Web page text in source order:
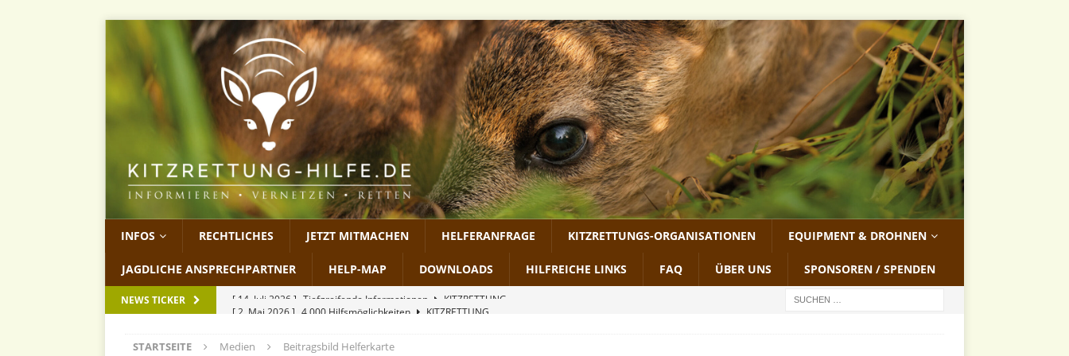
INFOS RECHTLICHES JETZT MITMACHEN HELFERANFRAGE KITZRETTUNGS-ORGANISATIONEN EQUIPMENT & DROHNEN
JAGDLICHE ANSPRECHPARTNER HELP-MAP DOWNLOADS HILFREICHE LINKS FAQ ÜBER UNS SPONSOREN / SPENDEN
NEWS TICKER [ 2. Mai 2026 ] 4.000 Hilfsmöglichkeiten
KITZRETTUNG
[ 27. März 2026 ] KitzCon 2026
MEDIEN
STARTSEITE Medien Beitragsbild Helferkarte